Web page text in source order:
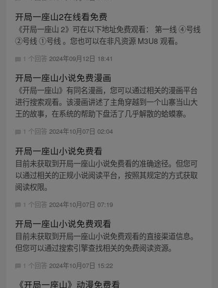
开局一座山2在线看免费
《开局一座山 2》可在以下地址免费观看： 第一线 ④号线
②号线 ①号线 。您也可以在非凡资源 M3U8 观看。
1 个回答 2024年09月12日 18:41
开局一座山小说免费漫画
《开局一座山》有同名漫画，您可以通过相关的漫画平台
进行搜索观看。该漫画讲述了主角穿越到一个山寨当山大
王的故事，在系统的帮助下盘活了几乎解散的蛤蟆寨。
1 个回答 2024年10月07日 02:04
开局一座山小说免费看
目前未获取到开局一座山小说免费看的准确途径。但您可
以通过相关的正规小说阅读平台，按照其规定的方式获取
阅读权限。
1 个回答 2024年10月07日 07:19
开局一座山小说免费观看
目前未获取到开局一座山小说免费观看的直接渠道信息。
但您可以通过搜索引擎查找相关的免费阅读资源。
1 个回答 2024年10月07日 15:22
《开局一座山》动漫免费看